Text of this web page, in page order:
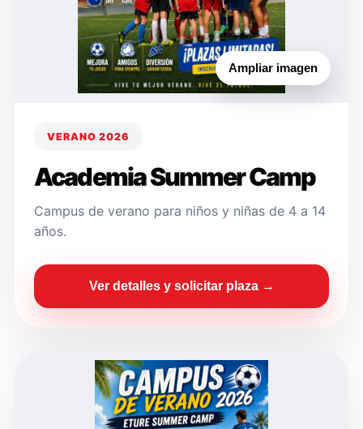
Ampliar imagen
VERANO 2026
Academia Summer Camp
Campus de verano para niños y niñas de 4 a 14
años.
Ver detalles y solicitar plaza →